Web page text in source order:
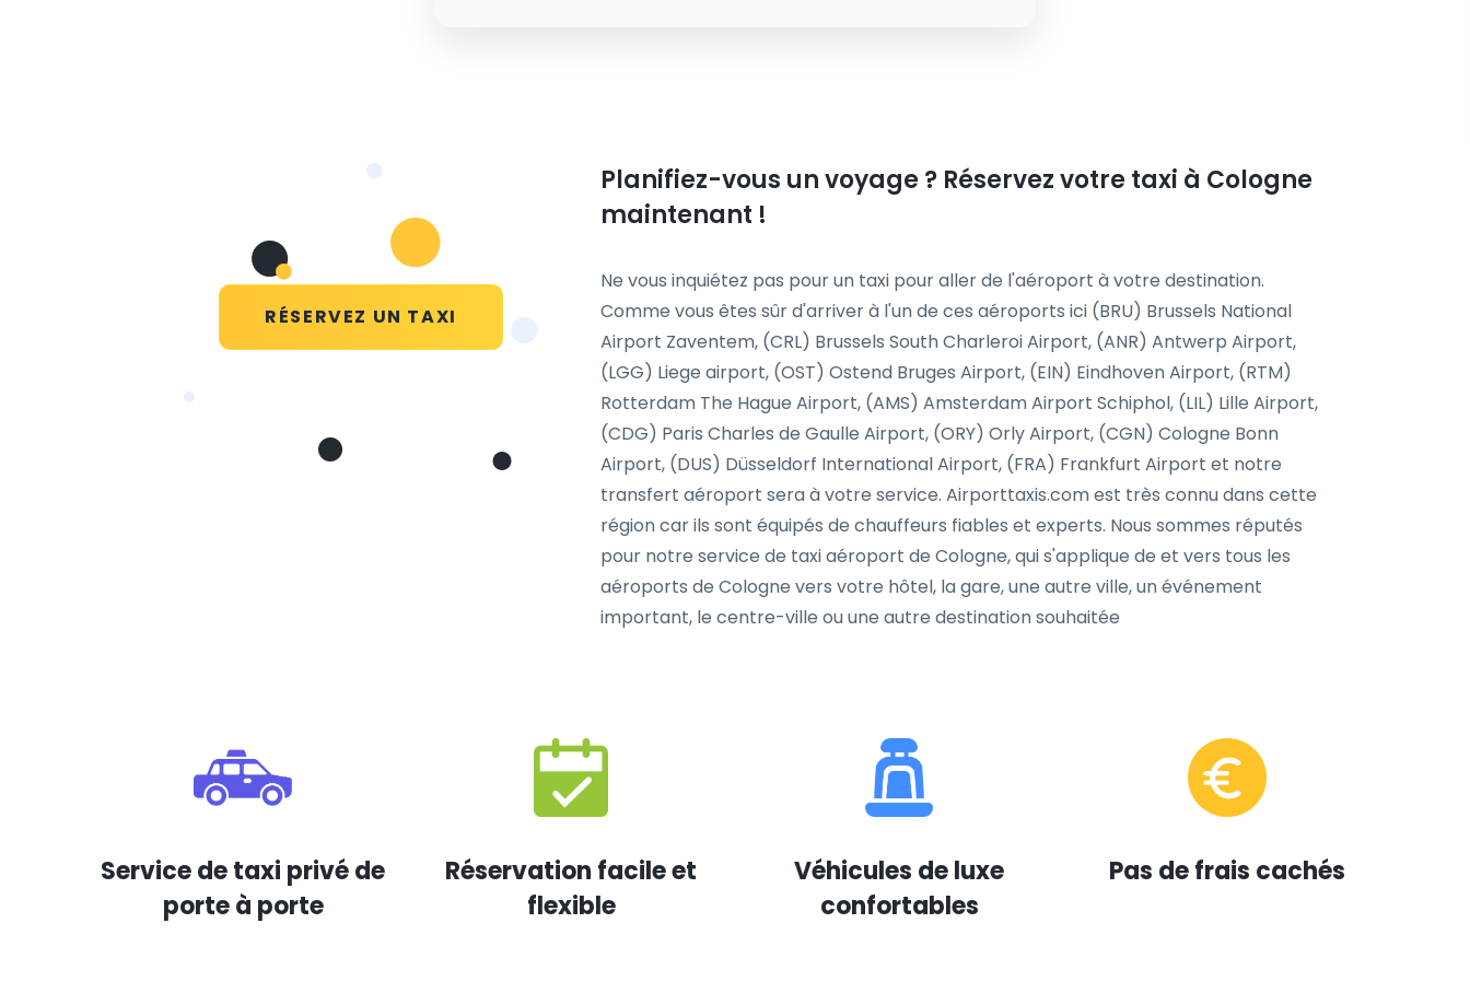
RÉSERVEZ UN TAXI
Planifiez-vous un voyage ? Réservez votre taxi à Cologne
maintenant !
Ne vous inquiétez pas pour un taxi pour aller de l'aéroport à votre destination.
Comme vous êtes sûr d'arriver à l'un de ces aéroports ici (BRU) Brussels National
Airport Zaventem, (CRL) Brussels South Charleroi Airport, (ANR) Antwerp Airport,
(LGG) Liege airport, (OST) Ostend Bruges Airport, (EIN) Eindhoven Airport, (RTM)
Rotterdam The Hague Airport, (AMS) Amsterdam Airport Schiphol, (LIL) Lille Airport,
(CDG) Paris Charles de Gaulle Airport, (ORY) Orly Airport, (CGN) Cologne Bonn
Airport, (DUS) Düsseldorf International Airport, (FRA) Frankfurt Airport et notre
transfert aéroport sera à votre service. Airporttaxis.com est très connu dans cette
région car ils sont équipés de chauffeurs fiables et experts. Nous sommes réputés
pour notre service de taxi aéroport de Cologne, qui s'applique de et vers tous les
aéroports de Cologne vers votre hôtel, la gare, une autre ville, un événement
important, le centre-ville ou une autre destination souhaitée
Service de taxi privé de
porte à porte
Réservation facile et
flexible
Véhicules de luxe
confortables
Pas de frais cachés